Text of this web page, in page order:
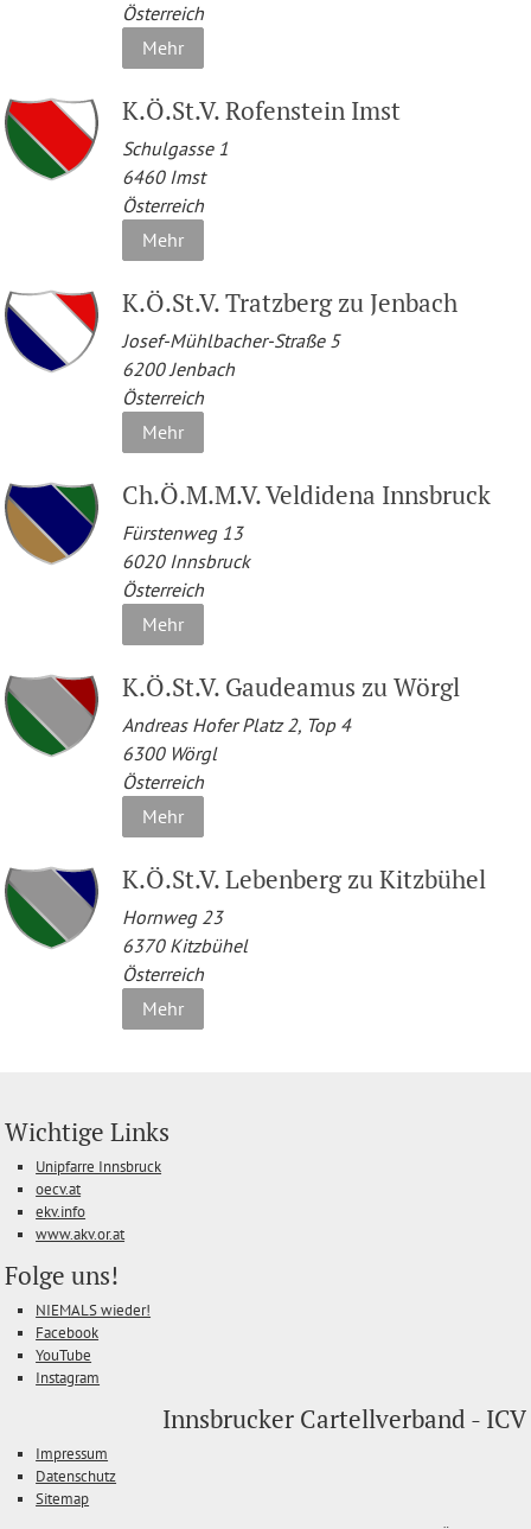
Österreich
Mehr
K.Ö.St.V. Rofenstein Imst
Schulgasse 1
6460 Imst
Österreich
Mehr
K.Ö.St.V. Tratzberg zu Jenbach
Josef-Mühlbacher-Straße 5
6200 Jenbach
Österreich
Mehr
Ch.Ö.M.M.V. Veldidena Innsbruck
Fürstenweg 13
6020 Innsbruck
Österreich
Mehr
K.Ö.St.V. Gaudeamus zu Wörgl
Andreas Hofer Platz 2, Top 4
6300 Wörgl
Österreich
Mehr
K.Ö.St.V. Lebenberg zu Kitzbühel
Hornweg 23
6370 Kitzbühel
Österreich
Mehr
Wichtige Links
Unipfarre Innsbruck
oecv.at
ekv.info
www.akv.or.at
Folge uns!
NIEMALS wieder!
Facebook
YouTube
Instagram
Innsbrucker Cartellverband - ICV
Impressum
Datenschutz
Sitemap